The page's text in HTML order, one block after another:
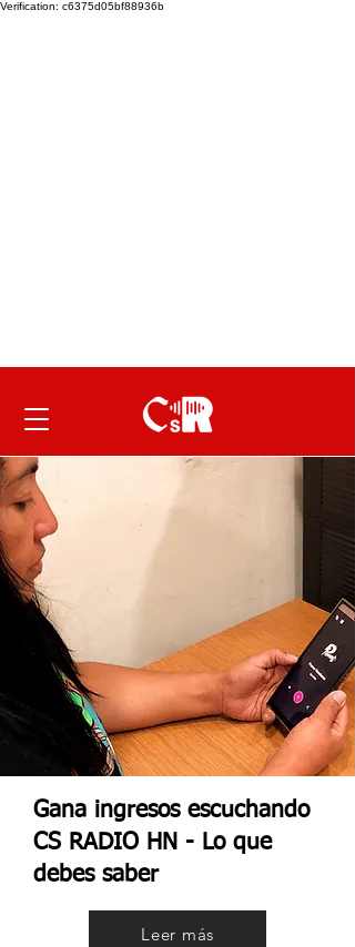
Verification: c6375d05bf88936b
Gana ingresos escuchando
CS RADIO HN - Lo que
debes saber
Leer más